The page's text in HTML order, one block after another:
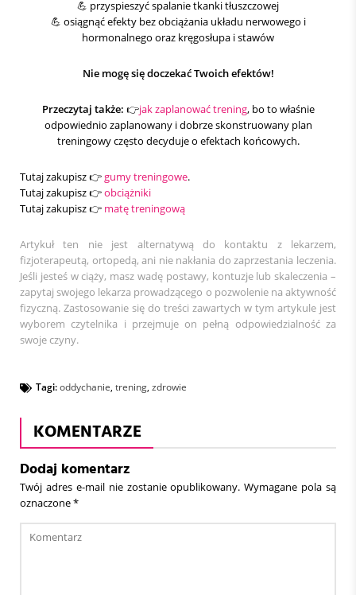
💪 przyspieszyć spalanie tkanki tłuszczowej
💪 osiągnąć efekty bez obciążania układu nerwowego i
hormonalnego oraz kręgosłupa i stawów
Nie mogę się doczekać Twoich efektów!
Przeczytaj także: 👉jak zaplanować trening, bo to właśnie
odpowiednio zaplanowany i dobrze skonstruowany plan
treningowy często decyduje o efektach końcowych.
Tutaj zakupisz 👉gumy treningowe.
Tutaj zakupisz 👉obciążniki
Tutaj zakupisz 👉 matę treningową
Artykuł ten nie jest alternatywą do kontaktu z lekarzem,
fizjoterapeutą, ortopedą, ani nie nakłania do zaprzestania leczenia.
Jeśli jesteś w ciąży, masz wadę postawy, kontuzje lub skaleczenia –
zapytaj swojego lekarza prowadzącego o pozwolenie na aktywność
fizyczną. Zastosowanie się do treści zawartych w tym artykule jest
wyborem czytelnika i przejmuje on pełną odpowiedzialność za
swoje czyny.
Tagi:oddychanie trening zdrowie
KOMENTARZE
Dodaj komentarz
Twój adres e-mail nie zostanie opublikowany. Wymagane pola są
oznaczone*